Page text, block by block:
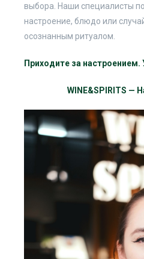
выбора. Наши специалисты
настроение, блюдо или
осознанным ритуалом.
Приходите за
WINE&SPIRITS —
Видеоплеер